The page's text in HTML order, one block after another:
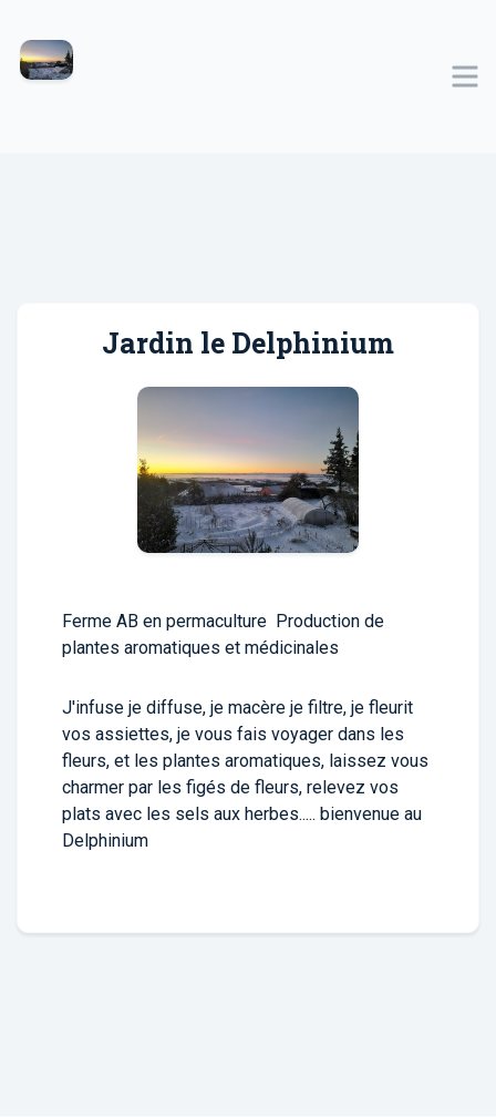
Jardin le Delphinium
Ferme AB en permaculture Production de
plantes aromatiques et médicinales
J'infuse je diffuse, je macère je filtre, je fleurit
vos assiettes, je vous fais voyager dans les
fleurs, et les plantes aromatiques, laissez vous
charmer par les figés de fleurs, relevez vos
plats avec les sels aux herbes..... bienvenue au
Delphinium